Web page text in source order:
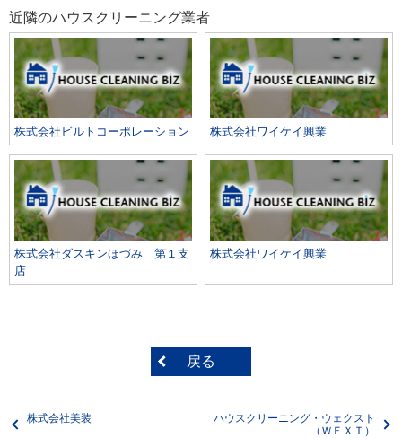
近隣のハウスクリーニング業者
株式会社ビルトコーポレーション 株式会社ワイケイ興業
株式会社ダスキンほづみ 第１支
店
株式会社ワイケイ興業
戻る
株式会社美装
ハウスクリーニング・ウェクスト
（ＷＥＸＴ）